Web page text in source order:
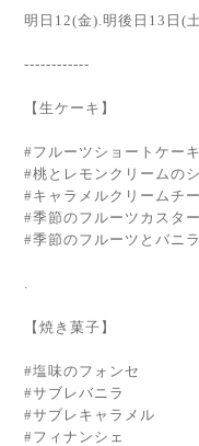
明日12(金).明後日13日(
------------
【生ケーキ】
#フルーツショートケー
#桃とレモンクリーム
#キャラメルクリーム
#季節のフルーツカスタ
#季節のフルーツとバニ
【焼き菓子】
#塩味のフォンセ
#サブレバニラ
#サブレキャラメル
#フィナンシェ